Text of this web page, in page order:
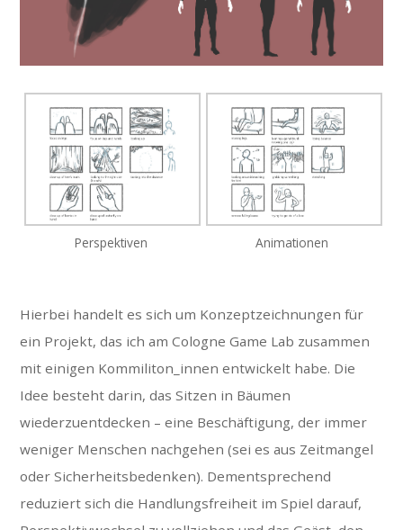
Perspektiven Animationen
Hierbei handelt es sich um Konzeptzeichnungen für
ein Projekt, das ich am Cologne Game Lab zusammen
mit einigen Kommiliton_innen entwickelt habe. Die
Idee besteht darin, das Sitzen in Bäumen
wiederzuentdecken – eine Beschäftigung, der immer
weniger Menschen nachgehen (sei es aus Zeitmangel
oder Sicherheitsbedenken). Dementsprechend
reduziert sich die Handlungsfreiheit im Spiel darauf,